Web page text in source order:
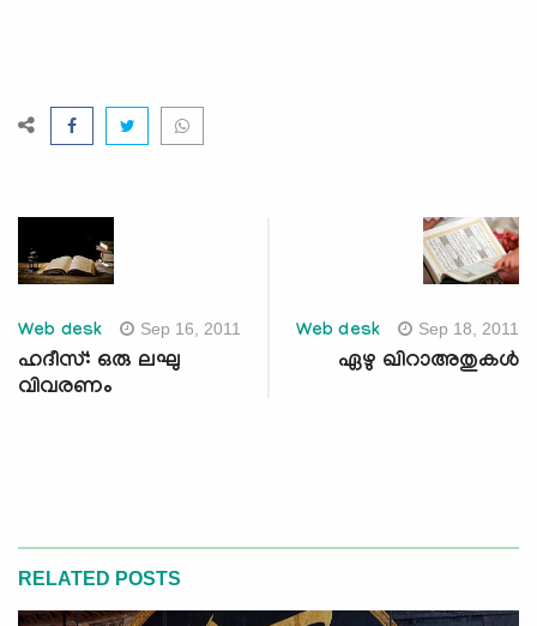
Web desk Sep 16, 2011
ഹദീസ്: ഒരു ലഘു
വിവരണം
Web desk Sep 18, 2011
ഏഴു ഖിറാഅതുകള്‍
RELATED POSTS